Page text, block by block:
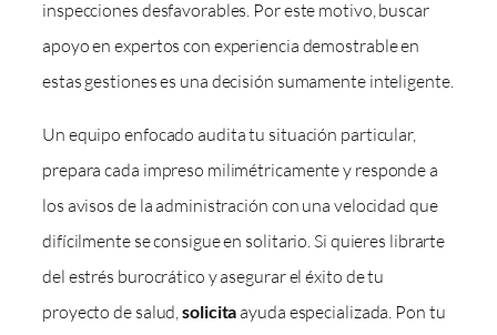
inspecciones desfavorables. Por este motivo, buscar
apoyo en expertos con experiencia demostrable en
estas gestiones es una decisión sumamente inteligente.
Un equipo enfocado audita tu situación particular,
prepara cada impreso milimétricamente y responde a
los avisos de la administración con una velocidad que
difícilmente se consigue en solitario. Si quieres librarte
del estrés burocrático y asegurar el éxito de tu
proyecto de salud,solicitaayuda especializada. Pon tu